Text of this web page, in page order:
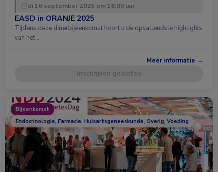
di 16 september 2025 om 18:00 uur
EASD in ORANJE 2025
Tijdens deze dinerbijeenkomst hoort u de opvallendste highlights
van het …
Meer informatie →
Inschrijven gesloten
Bijeenkomst
Endocrinologie, Farmacie, Huisartsgeneeskunde, Overig, Voeding